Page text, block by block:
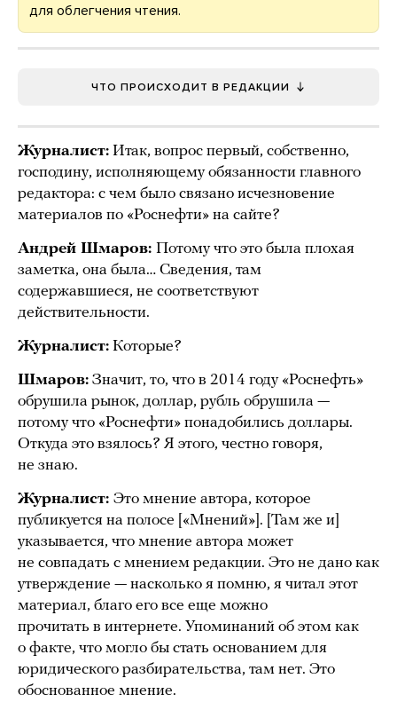
для облегчения чтения.
ЧТО ПРОИСХОДИТ В РЕДАКЦИИ
Журналист: Итак, вопрос первый, собственно,
господину, исполняющему обязанности главного
редактора: с чем было связано исчезновение
материалов по «Роснефти» на сайте?
Андрей Шмаров: Потому что это была плохая
заметка, она была… Сведения, там
содержавшиеся, не соответствуют
действительности.
Журналист: Которые?
Шмаров: Значит, то, что в 2014 году «Роснефть»
обрушила рынок, доллар, рубль обрушила —
потому что «Роснефти» понадобились доллары.
Откуда это взялось? Я этого, честно говоря,
не знаю.
Журналист: Это мнение автора, которое
публикуется на полосе [«Мнений»]. [Там же и]
указывается, что мнение автора может
не совпадать с мнением редакции. Это не дано как
утверждение — насколько я помню, я читал этот
материал, благо его все еще можно
прочитать в интернете. Упоминаний об этом как
о факте, что могло бы стать основанием для
юридического разбирательства, там нет. Это
обоснованное мнение.